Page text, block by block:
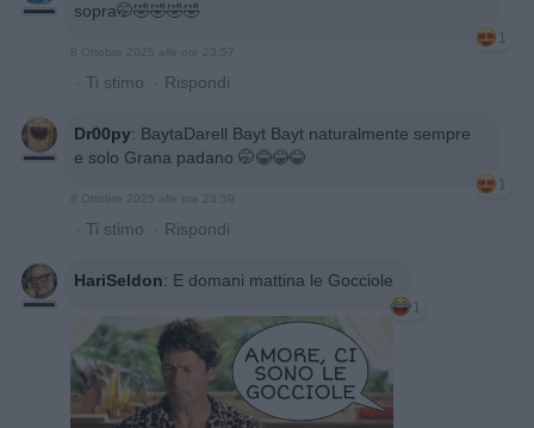
sopra🤭🤣🤣🤣🤣
1
8 Ottobre 2025 alle ore 23:57
· Ti stimo · Rispondi
Dr00py: BaytaDarell Bayt Bayt naturalmente sempre
e solo Grana padano 🤭😂😂😂
1
8 Ottobre 2025 alle ore 23:59
· Ti stimo · Rispondi
HariSeldon: E domani mattina le Gocciole
1